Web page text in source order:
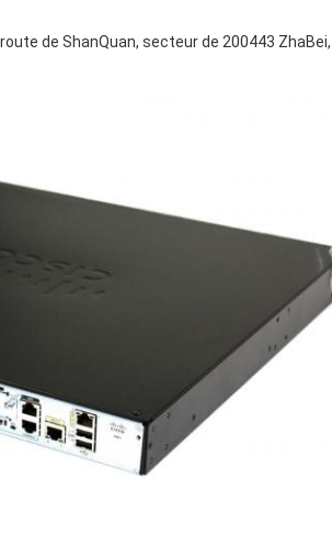
de ShanQuan, secteur de 200443 ZhaBei,